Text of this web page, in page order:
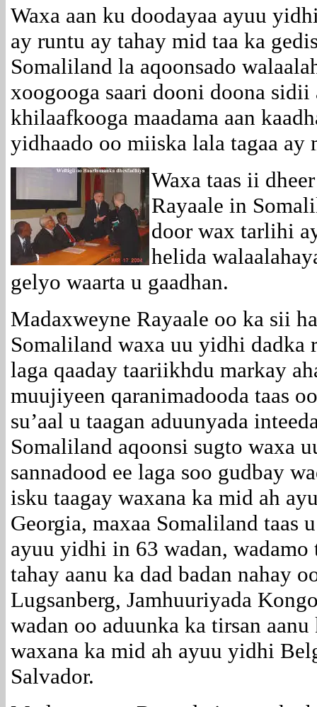
Waxa aan ku doodayaa ayuu
ay runtu ay tahay mid taa ka
Somaliland la aqoonsado
xoogooga saari dooni doona
khilaafkooga maadama aan
yidhaado oo miiska lala tagaa ay
Waxa taas ii
Rayaale in
door wax tarlihi
helida
gelyo waarta u gaadhan.
Madaxweyne Rayaale oo ka sii
Somaliland waxa uu yidhi dadka
laga qaaday taariikhdu markay
muujiyeen qaranimadooda taas
su’aal u taagan aduunyada
Somaliland aqoonsi sugto waxa
sannadood ee laga soo gudbay
isku taagay waxana ka mid ah
Georgia, maxaa Somaliland taas
ayuu yidhi in 63 wadan, wadamo
tahay aanu ka dad badan nahay
Lugsanberg, Jamhuuriyada
wadan oo aduunka ka tirsan
waxana ka mid ah ayuu yidhi
Salvador.